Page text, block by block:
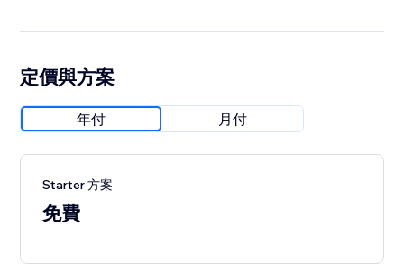
定價與方案
年付 月付
Starter 方案
免費